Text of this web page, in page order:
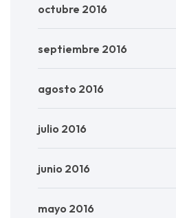
octubre 2016
septiembre 2016
agosto 2016
julio 2016
junio 2016
mayo 2016